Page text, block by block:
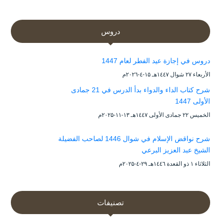
دروس
دروس في إجازة عيد الفطر لعام 1447
الأربعاء ۲۷ شوال ۱٤٤۷هـ ۱۵-٤-۲۰۲٦م
شرح كتاب الداء والدواء بدأ الدرس في 21 جمادى
الأولى 1447
الخميس ۲۲ جمادى الأولى ۱٤٤۷هـ ۱۳-۱۱-۲۰۲۵م
شرح نواقض الإسلام في شوال 1446 لصاحب الفضيلة
الشيخ عبد العزيز البرعي
الثلاثاء ۱ ذو القعدة ۱٤٤٦هـ ۲۹-٤-۲۰۲۵م
تصنيفات